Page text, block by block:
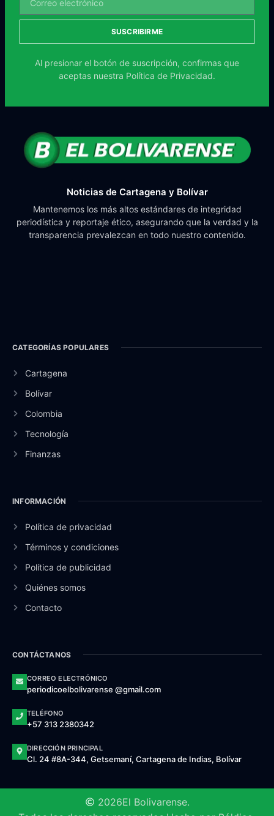
SUSCRIBIRME
Al presionar el botón de suscripción, confirmas que
aceptas nuestra Política de Privacidad.
Noticias de Cartagena y Bolívar
Mantenemos los más altos estándares de integridad
periodística y reportaje ético, asegurando que la verdad y la
transparencia prevalezcan en todo nuestro contenido.
CATEGORÍAS POPULARES
Cartagena
Bolívar
Colombia
Tecnología
Finanzas
INFORMACIÓN
Política de privacidad
Términos y condiciones
Política de publicidad
Quiénes somos
Contacto
CONTÁCTANOS
CORREO ELECTRÓNICO
periodicoelbolivarense @gmail.com
TELÉFONO
+57 313 2380342
DIRECCIÓN PRINCIPAL
Cl. 24 #8A-344, Getsemaní, Cartagena de Indias, Bolívar
2026El Bolivarense.